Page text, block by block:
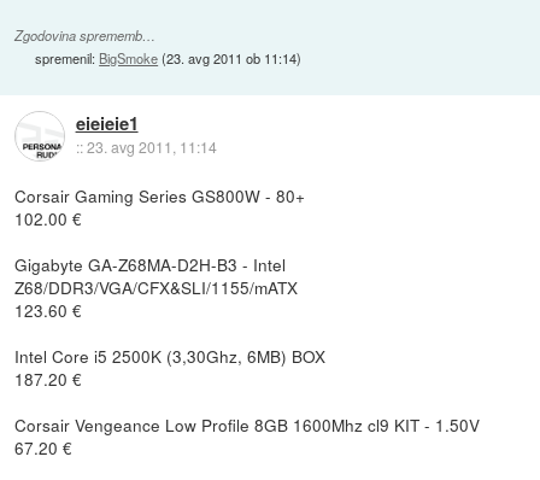
Zgodovina sprememb…
spremenil: BigSmoke(23. avg 2011 ob 11:14)
eieieie1
::23. avg 2011, 11:14
Corsair Gaming Series GS800W - 80+
102.00 €
Gigabyte GA-Z68MA-D2H-B3 - Intel
Z68/DDR3/VGA/CFX&SLI/1155/mATX
123.60 €
Intel Core i5 2500K (3,30Ghz, 6MB) BOX
187.20 €
Corsair Vengeance Low Profile 8GB 1600Mhz cl9 KIT - 1.50V
67.20 €